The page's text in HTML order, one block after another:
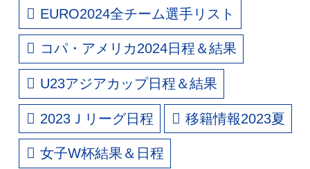
EURO2024全チーム選手リスト
コパ・アメリカ2024日程＆結果
U23アジアカップ日程＆結果
2023Ｊリーグ日程 移籍情報2023夏
女子W杯結果＆日程